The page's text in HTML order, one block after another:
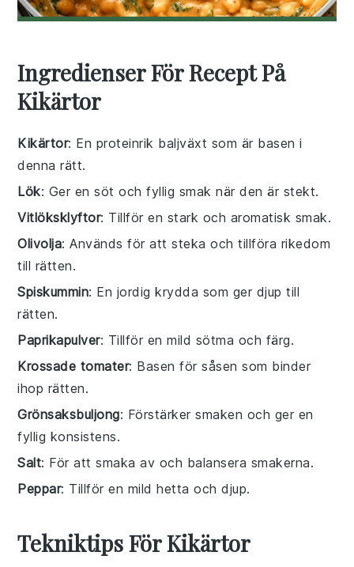
Ingredienser För Recept På
Kikärtor
Kikärtor: En proteinrik baljväxt som är basen i
denna rätt.
Lök: Ger en söt och fyllig smak när den är stekt.
Vitlöksklyftor: Tillför en stark och aromatisk smak.
Olivolja: Används för att steka och tillföra rikedom
till rätten.
Spiskummin: En jordig krydda som ger djup till
rätten.
Paprikapulver: Tillför en mild sötma och färg.
Krossade tomater: Basen för såsen som binder
ihop rätten.
Grönsaksbuljong: Förstärker smaken och ger en
fyllig konsistens.
Salt: För att smaka av och balansera smakerna.
Peppar: Tillför en mild hetta och djup.
Tekniktips För Kikärtor